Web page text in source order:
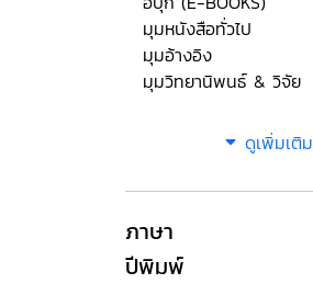
มุมหนังสือทั่วไป
มุมอ้างอิง
มุมวิทยานิพนธ์ & วิจัย
ดูเพิ่มเติม
ภาษา
ปีพิมพ์